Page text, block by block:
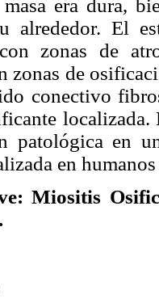
era dura,
alrededor. El
zonas de
zonas de
conectivo
localizada.
patológica en
en humanos
Miositis